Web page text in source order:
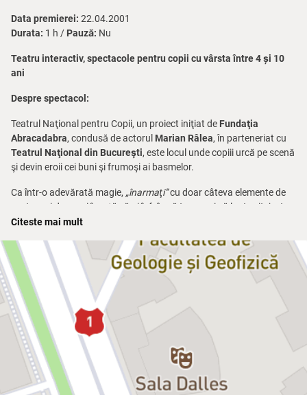
Data premierei: 22.04.2001
Durata: 1 h / Pauză: Nu
Teatru interactiv, spectacole pentru copii cu vârsta între 4 și 10
ani
Despre spectacol:
Teatrul Naţional pentru Copii, un proiect iniţiat de Fundaţia
Abracadabra, condusă de actorul Marian Râlea, în parteneriat cu
Teatrul Naţional din Bucureşti, este locul unde copiii urcă pe scenă
şi devin eroii cei buni şi frumoşi ai basmelor.
Ca într-o adevărată magie, „înarmaţi”cu doar câteva elemente de
costum şi decor, ei învaţă să-şi înfrângă teama şi să lupte vitejeşte
cu duhurile rele, cu forţele întunecate din poveştile românilor, de ieri
Înarmaţi cu multă fantezie şi poftă de joc, dar şi cu o recuzită
neaşteptată, micuţii actori au șansa ca, la capătul premierei, să
concureze pentru un rol special:
Erou de Poveste
În lumea magică a teatrului și a copilăriei, totul este posibil. Poți să
lupți cu forțele rele, ținând în mână un balon pe post de sabie, și să
le învingi, pentru că la
Teatrul Național pentru Copii
Binele triumfă
întotdeauna prin luptă dreaptă
Fiind un spectacol interactiv, copiii trebuie să știe că există câte un
Citeste mai mult